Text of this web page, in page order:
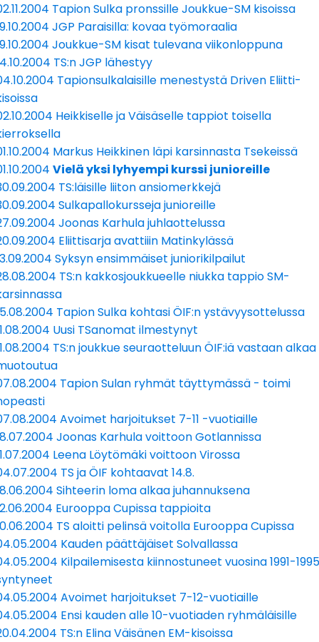
Tapion Sulka pronssille Joukkue-SM kisoissa
JGP Paraisilla: kovaa työmoraalia
Joukkue-SM kisat tulevana viikonloppuna
TS:n JGP lähestyy
Tapionsulkalaisille menestystä Driven Eliitti-
Heikkiselle ja Väisäselle tappiot toisella
Markus Heikkinen läpi karsinnasta Tsekeissä
Vielä yksi lyhyempi kurssi junioreille
TS:läisille liiton ansiomerkkejä
Sulkapallokursseja junioreille
Joonas Karhula juhlaottelussa
Eliittisarja avattiiin Matinkylässä
Syksyn ensimmäiset juniorikilpailut
TS:n kakkosjoukkueelle niukka tappio SM-
Tapion Sulka kohtasi ÖIF:n ystävyysottelussa
Uusi TSanomat ilmestynyt
TS:n joukkue seuraotteluun ÖIF:iä vastaan alkaa
Tapion Sulan ryhmät täyttymässä - toimi
Avoimet harjoitukset 7-11 -vuotiaille
Joonas Karhula voittoon Gotlannissa
Leena Löytömäki voittoon Virossa
TS ja ÖIF kohtaavat 14.8.
Sihteerin loma alkaa juhannuksena
Eurooppa Cupissa tappioita
TS aloitti pelinsä voitolla Eurooppa Cupissa
Kauden päättäjäiset Solvallassa
Kilpailemisesta kiinnostuneet vuosina 1991-1995
Avoimet harjoitukset 7-12-vuotiaille
Ensi kauden alle 10-vuotiaden ryhmäläisille
TS:n Elina Väisänen EM-kisoissa